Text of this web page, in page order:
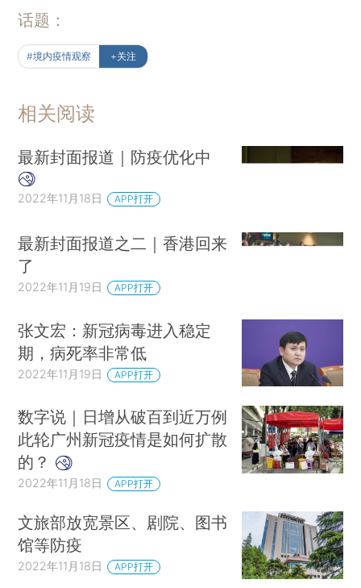
话题：
#境内疫情观察 +关注
相关阅读
最新封面报道｜防疫优化中
2022年11月18日 APP打开
最新封面报道之二｜香港回来
了
2022年11月19日 APP打开
张文宏：新冠病毒进入稳定
期，病死率非常低
2022年11月19日 APP打开
数字说｜日增从破百到近万例
此轮广州新冠疫情是如何扩散
的？
2022年11月18日 APP打开
文旅部放宽景区、剧院、图书
馆等防疫
2022年11月18日 APP打开